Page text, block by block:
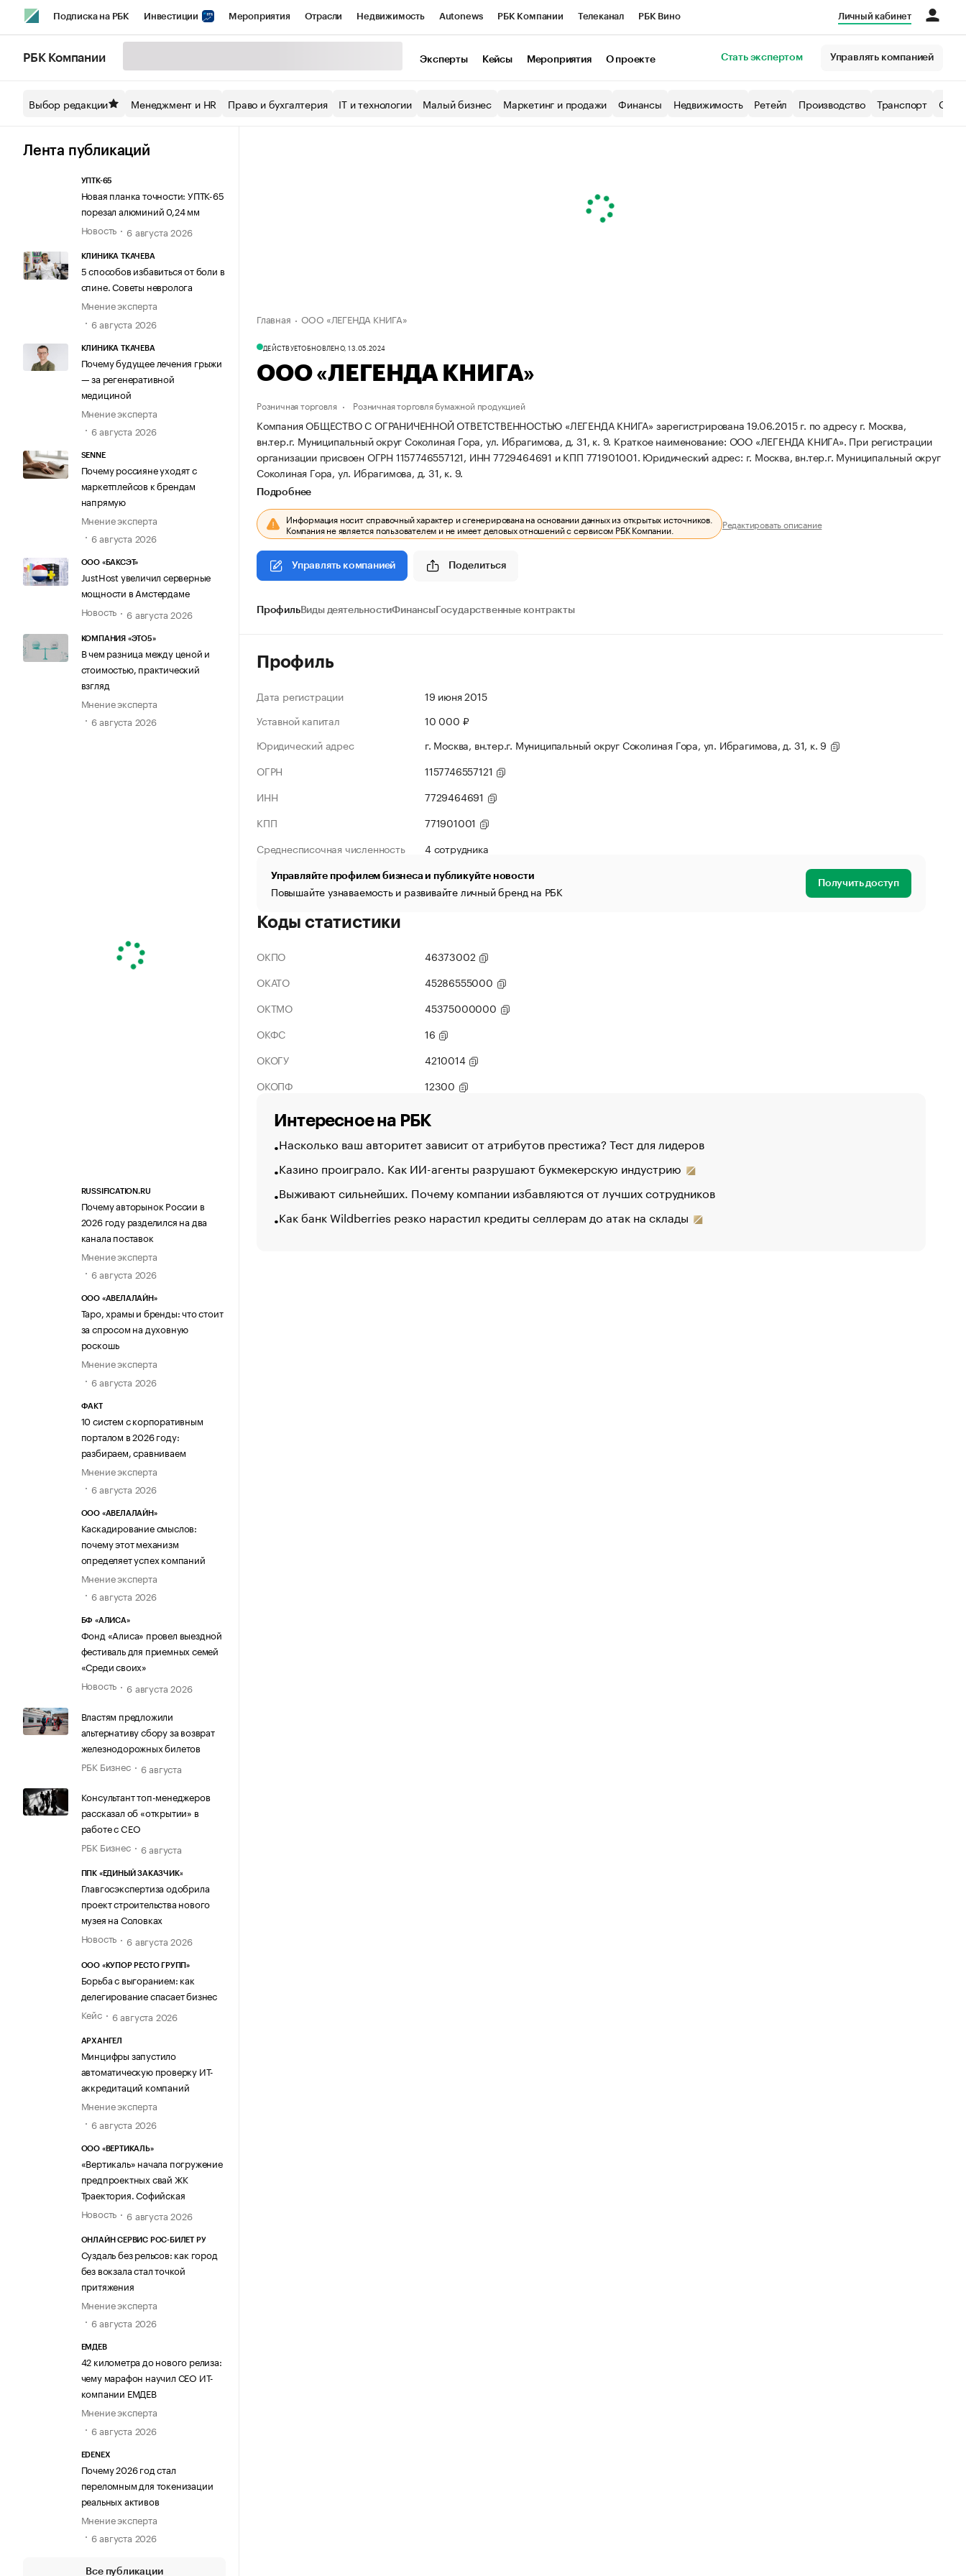
Подписка на РБК Инвестиции Мероприятия Отрасли Недвижимость Autonews РБК Компании Телеканал РБК Вино
Спецпроекты СПб Конференции СПб Спецпроекты Экономика Бизнес
Технологии и медиа
Личный кабинет
РБК Компании Эксперты Кейсы Мероприятия О проекте Стать экспертом Управлять компанией
Выбор редакции Менеджмент и HR Право и бухгалтерия IT и технологии Малый бизнес Маркетинг и продажи Финансы Недвижимость Ретейл Производство Транспорт
Лента публикаций
УПТК-65
Новая планка точности: УПТК-65
порезал алюминий 0,24 мм
Новость
6 августа 2026
КЛИНИКА ТКАЧЕВА
5 способов избавиться от боли в
спине. Советы невролога
Мнение эксперта
6 августа 2026
КЛИНИКА ТКАЧЕВА
Почему будущее лечения грыжи
— за регенеративной
медициной
Мнение эксперта
6 августа 2026
SENNE
Почему россияне уходят с
маркетплейсов к брендам
напрямую
Мнение эксперта
6 августа 2026
ООО «БАКСЭТ»
JustHost увеличил серверные
мощности в Амстердаме
Новость
6 августа 2026
КОМПАНИЯ «ЭТО5»
В чем разница между ценой и
стоимостью, практический
взгляд
Мнение эксперта
6 августа 2026
RUSSIFICATION.RU
Почему авторынок России в
2026 году разделился на два
канала поставок
Мнение эксперта
6 августа 2026
ООО «АВЕЛАЛАЙН»
Таро, храмы и бренды: что стоит
за спросом на духовную
роскошь
Мнение эксперта
6 августа 2026
ФАКТ
10 систем с корпоративным
порталом в 2026 году:
разбираем, сравниваем
Мнение эксперта
6 августа 2026
ООО «АВЕЛАЛАЙН»
Каскадирование смыслов:
почему этот механизм
определяет успех компаний
Мнение эксперта
6 августа 2026
БФ «АЛИСА»
Фонд «Алиса» провел выездной
фестиваль для приемных семей
«Среди своих»
Новость
6 августа 2026
Властям предложили
альтернативу сбору за возврат
железнодорожных билетов
РБК Бизнес
6 августа
Консультант топ-менеджеров
рассказал об «открытии» в
работе с CEO
РБК Бизнес
6 августа
ППК «ЕДИНЫЙ ЗАКАЗЧИК»
Главгосэкспертиза одобрила
проект строительства нового
музея на Соловках
Новость
6 августа 2026
ООО «КУПОР РЕСТО ГРУПП»
Борьба с выгоранием: как
делегирование спасает бизнес
Кейс
6 августа 2026
АРХАНГЕЛ
Минцифры запустило
автоматическую проверку ИТ-
аккредитаций компаний
Мнение эксперта
6 августа 2026
ООО «ВЕРТИКАЛЬ»
«Вертикаль» начала погружение
предпроектных свай ЖК
Траектория. Софийская
Новость
6 августа 2026
ОНЛАЙН СЕРВИС РОС-БИЛЕТ РУ
Суздаль без рельсов: как город
без вокзала стал точкой
притяжения
Мнение эксперта
6 августа 2026
ЕМДЕВ
42 километра до нового релиза:
чему марафон научил СЕО ИТ-
компании ЕМДЕВ
Мнение эксперта
6 августа 2026
EDENEX
Почему 2026 год стал
переломным для токенизации
реальных активов
Мнение эксперта
6 августа 2026
Все публикации
Главная ООО «ЛЕГЕНДА КНИГА»
ДЕЙСТВУЕТОБНОВЛЕНО, 13.05.2024
ООО «ЛЕГЕНДА КНИГА»
Розничная торговля Розничная торговля бумажной продукцией
Компания ОБЩЕСТВО С ОГРАНИЧЕННОЙ ОТВЕТСТВЕННОСТЬЮ «ЛЕГЕНДА КНИГА» зарегистрирована 19.06.2015 г. по адресу г. Москва,
вн.тер.г. Муниципальный округ Соколиная Гора, ул. Ибрагимова, д. 31, к. 9. Краткое наименование: ООО «ЛЕГЕНДА КНИГА». При регистрации
организации присвоен ОГРН 1157746557121, ИНН 7729464691 и КПП 771901001. Юридический адрес: г. Москва, вн.тер.г. Муниципальный округ
Соколиная Гора, ул. Ибрагимова, д. 31, к. 9.
Подробнее
Информация носит справочный характер и сгенерирована на основании данных из открытых источников.
Компания не является пользователем и не имеет деловых отношений с сервисом РБК Компании. Редактировать описание
Управлять компанией Поделиться
ПрофильВиды деятельностиФинансыГосударственные контракты
Профиль
Дата регистрации
19 июня 2015
Уставной капитал
10 000 ₽
Юридический адрес
г. Москва, вн.тер.г. Муниципальный округ Соколиная Гора, ул. Ибрагимова, д. 31, к. 9
ОГРН
1157746557121
ИНН
7729464691
КПП
771901001
Среднесписочная численность
4 сотрудника
Управляйте профилем бизнеса и публикуйте новости
Повышайте узнаваемость и развивайте личный бренд на РБК Получить доступ
Коды статистики
ОКПО
46373002
ОКАТО
45286555000
ОКТМО
45375000000
ОКФС
16
ОКОГУ
4210014
ОКОПФ
12300
Интересное на РБК
Насколько ваш авторитет зависит от атрибутов престижа? Тест для лидеров
Казино проиграло. Как ИИ-агенты разрушают букмекерскую индустрию
Выживают сильнейших. Почему компании избавляются от лучших сотрудников
Как банк Wildberries резко нарастил кредиты селлерам до атак на склады